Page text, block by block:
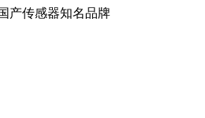
产传感器知名品牌